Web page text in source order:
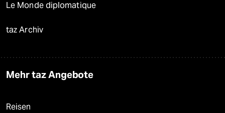
Le Monde diplomatique
taz Archiv
Mehr taz Angebote
Reisen